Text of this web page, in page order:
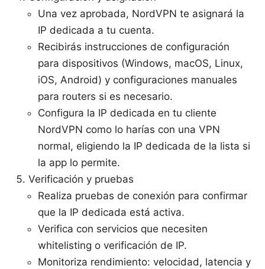
Una vez aprobada, NordVPN te asignará la
IP dedicada a tu cuenta.
Recibirás instrucciones de configuración
para dispositivos (Windows, macOS, Linux,
iOS, Android) y configuraciones manuales
para routers si es necesario.
Configura la IP dedicada en tu cliente
NordVPN como lo harías con una VPN
normal, eligiendo la IP dedicada de la lista si
la app lo permite.
Verificación y pruebas
Realiza pruebas de conexión para confirmar
que la IP dedicada está activa.
Verifica con servicios que necesiten
whitelisting o verificación de IP.
Monitoriza rendimiento: velocidad, latencia y